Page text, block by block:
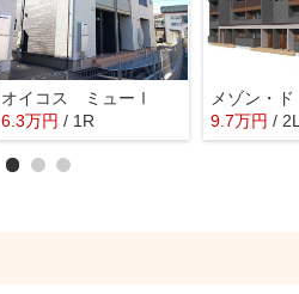
オイコス ミューⅠ
6.3万円 / 1R 9.7万円 /